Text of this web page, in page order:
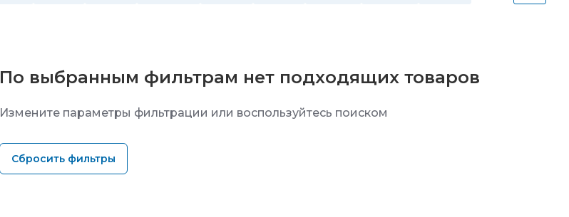
По выбранным фильтрам нет подходящих товаров
Измените параметры фильтрации или воспользуйтесь поиском
Сбросить фильтры